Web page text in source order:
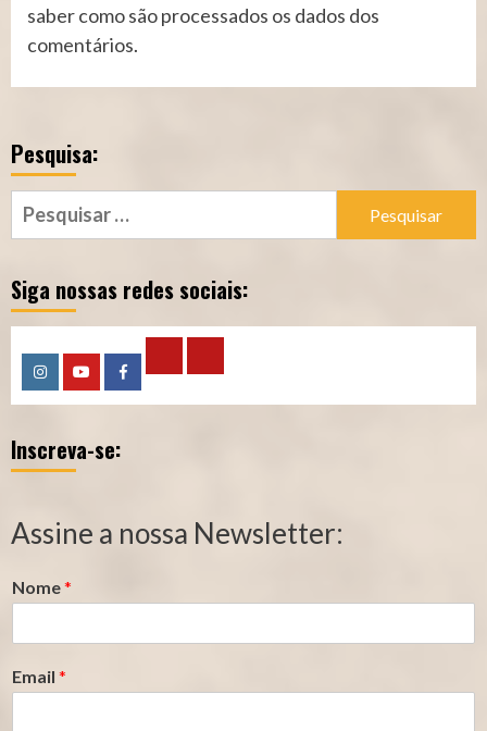
saber como são processados os dados dos
comentários.
Pesquisa:
Pesquisar
por:
Siga nossas redes sociais:
InstagramYouTubeFacebook
Calculadora
–
Segurado
Calculadora
–
Contribuição
Inscreva-se:
Assine a nossa Newsletter:
Nome*
Email *